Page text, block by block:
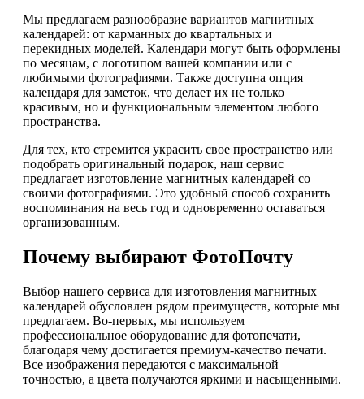
Мы предлагаем разнообразие вариантов магнитных
календарей: от карманных до квартальных и
перекидных моделей. Календари могут быть оформлены
по месяцам, с логотипом вашей компании или с
любимыми фотографиями. Также доступна опция
календаря для заметок, что делает их не только
красивым, но и функциональным элементом любого
пространства.
Для тех, кто стремится украсить свое пространство или
подобрать оригинальный подарок, наш сервис
предлагает изготовление магнитных календарей со
своими фотографиями. Это удобный способ сохранить
воспоминания на весь год и одновременно оставаться
организованным.
Почему выбирают ФотоПочту
Выбор нашего сервиса для изготовления магнитных
календарей обусловлен рядом преимуществ, которые мы
предлагаем. Во-первых, мы используем
профессиональное оборудование для фотопечати,
благодаря чему достигается премиум-качество печати.
Все изображения передаются с максимальной
точностью, а цвета получаются яркими и насыщенными.